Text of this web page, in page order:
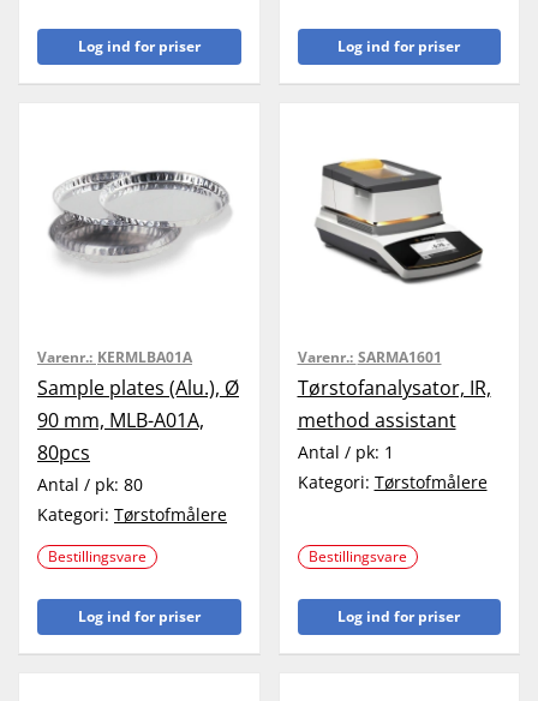
Log ind for priser Log ind for priser
Varenr.: KERMLBA01A
Sample plates (Alu.), Ø
90 mm, MLB-A01A,
80pcs
Antal / pk: 80
Kategori: Tørstofmålere
Bestillingsvare
Log ind for priser
Varenr.: SARMA1601
Tørstofanalysator, IR,
method assistant
Antal / pk: 1
Kategori: Tørstofmålere
Bestillingsvare
Log ind for priser